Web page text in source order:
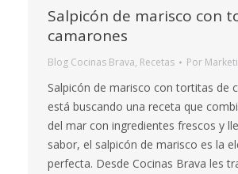
Salpicón de marisco con
camarones
Blog Cocinas Brava, Recetas Por
Salpicón de marisco con tortitas de
está buscando una receta que
del mar con ingredientes frescos y
sabor, el salpicón de marisco es la
perfecta. Desde Cocinas Brava les